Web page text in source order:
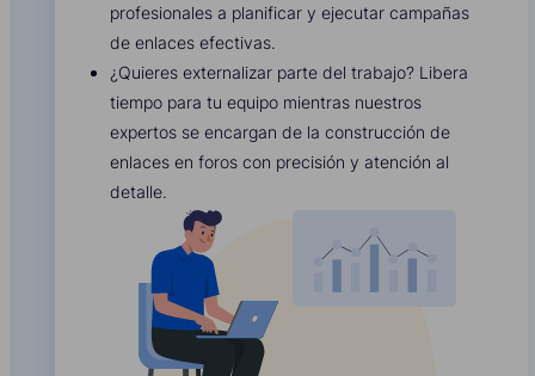
profesionales a planificar y ejecutar campañas
de enlaces efectivas.
¿Quieres externalizar parte del trabajo? Libera
tiempo para tu equipo mientras nuestros
expertos se encargan de la construcción de
enlaces en foros con precisión y atención al
detalle.